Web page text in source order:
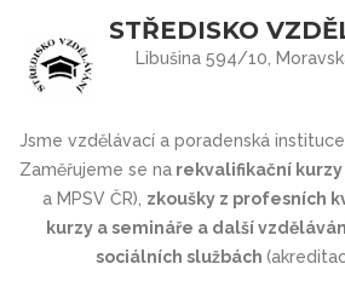
STŘEDISKO
Libušina 594/10,
Jsme vzdělávací a poradenská
Zaměřujeme se na rekvalifikační kurzy
a MPSV ČR), zkoušky z profesních
kurzy a semináře a další
sociálních službách